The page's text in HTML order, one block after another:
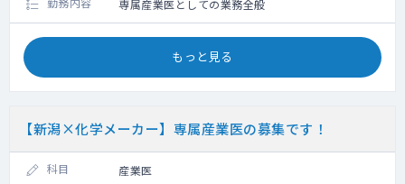
専属産業医としての業務全般
もっと見る
【新潟×化学メーカー】専属産業医の募集です！
科目 産業医